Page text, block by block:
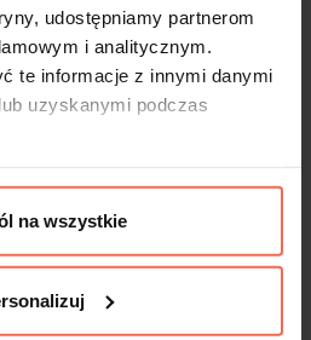
udostępniamy partnerom
i analitycznym.
te informacje z innymi danymi
uzyskanymi podczas
na wszystkie